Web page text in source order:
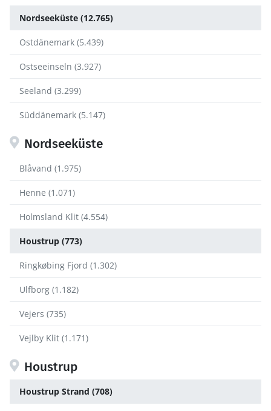
Nordseeküste (12.765)
Ostdänemark (5.439)
Ostseeinseln (3.927)
Seeland (3.299)
Süddänemark (5.147)
Nordseeküste
Blåvand (1.975)
Henne (1.071)
Holmsland Klit (4.554)
Houstrup (773)
Ringkøbing Fjord (1.302)
Ulfborg (1.182)
Vejers (735)
Vejlby Klit (1.171)
Houstrup
Houstrup Strand (708)